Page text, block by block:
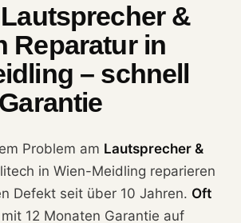
&
Reparatur in
– schnell
Problem am Lautsprecher &
in Wien-Meidling reparieren
Defekt seit über 10 Jahren. Oft
12 Monaten Garantie auf